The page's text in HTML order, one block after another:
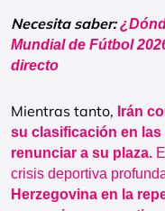
Necesita saber:
Mundial de Fútbol
directo
Mientras tanto, Irán
su clasificación en
renunciar a su plaza.
crisis deportiva
Herzegovina en la